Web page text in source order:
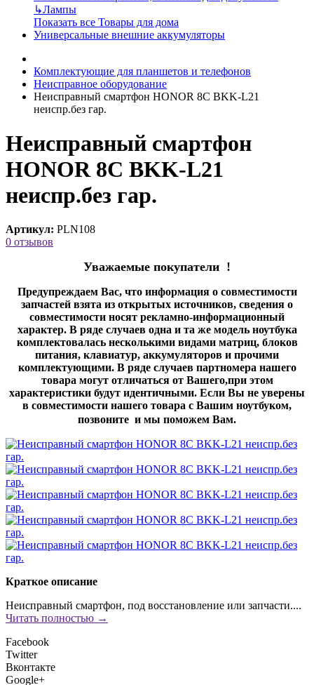
↳Лампы
Показать все Товары для дома
Универсальные внешние аккумуляторы
Комплектующие для планшетов и телефонов
Неисправное оборудование
Неисправный смартфон HONOR 8C BKK-L21
неиспр.без гар.
Неисправный смартфон
HONOR 8C BKK-L21
неиспр.без гар.
Артикул: PLN108
0 отзывов
Уважаемые покупатели !
Предупреждаем Вас, что информация о совместимости
запчастей взята из открытых источников, сведения о
совместимости носят рекламно-информационный
характер. В ряде случаев одна и та же модель ноутбука
комплектовалась несколькими видами матриц, блоков
питания, клавиатур, аккумуляторов и прочими
комплектующими. В ряде случаев партномера нашего
товара могут отличаться от Вашего,при этом
характеристики будут идентичными. Если Вы не уверены
в совместимости нашего товара с Вашим ноутбуком,
позвоните и мы поможем Вам.
Краткое описание
Неисправный смартфон, под восстановление или запчасти....
Читать полностью →
Facebook
Twitter
Вконтакте
Google+